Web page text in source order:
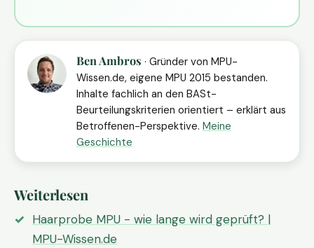
Ben Ambros · Gründer von MPU-
Wissen.de, eigene MPU 2015 bestanden.
Inhalte fachlich an den BASt-
Beurteilungskriterien orientiert – erklärt aus
Betroffenen-Perspektive. Meine
Geschichte
Weiterlesen
Haarprobe MPU - wie lange wird geprüft? |
MPU-Wissen.de